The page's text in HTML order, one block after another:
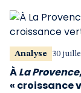
Analyse 30
ÀLa Provence
« croissance